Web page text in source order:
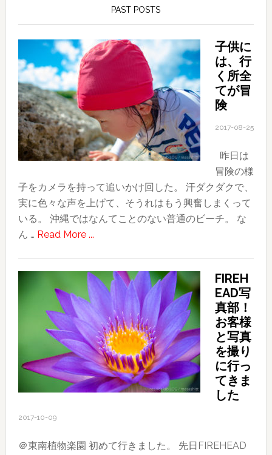
PAST POSTS
子供に
は、行
く所全
てが冒
険
2017-08-25
昨日は
冒険の様
子をカメラを持って追いかけ回した。 汗ダクダクで、
実に色々な声を上げて、そうれはもう興奮しまくって
いる。 沖縄ではなんてことのない普通のビーチ。 な
ん … Read More ...about
に
は、
行
く
所
全
て
が
FIREH
EAD写
真部！
お客様
と写真
を撮り
に行っ
てきま
した
2017-10-09
＠東南植物楽園 初めて行きました。 先日FIREHEAD